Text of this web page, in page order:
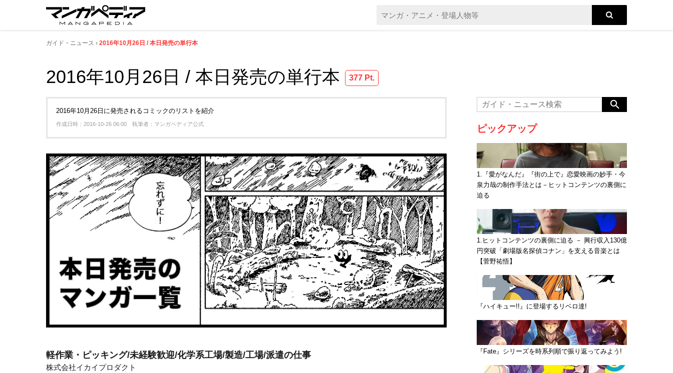
ガイド・ニュース 2016年10月26日 / 本日発売の単行本
2016年10月26日 / 本日発売の単行本 377 Pt.
2016年10月26日に発売されるコミックのリストを紹介
作成日時：2016-10-26 06:00 執筆者：マンガペディア公式
軽作業・ピッキング/未経験歓迎/化学系工場/製造/工場/派遣の仕事
株式会社イカイプロダクト
ピックアップ
1.『愛がなんだ』『街の上で』恋愛映画の妙手・今
泉力哉の制作手法とは－ヒットコンテンツの裏側に
迫る
1.ヒットコンテンツの裏側に迫る － 興行収入130億
円突破「劇場版名探偵コナン」を支える音楽とは
【菅野祐悟】
『ハイキュー!!』に登場するリベロ達!
『Fate』シリーズを時系列順で振り返ってみよう!